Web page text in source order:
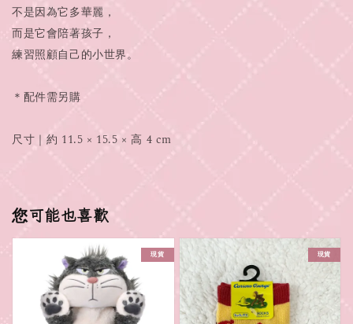
不是因為它多華麗，
而是它會陪著孩子，
練習照顧自己的小世界。
＊配件需另購
尺寸｜約 11.5 × 15.5 × 高 4 cm
您可能也喜歡
現貨 現貨